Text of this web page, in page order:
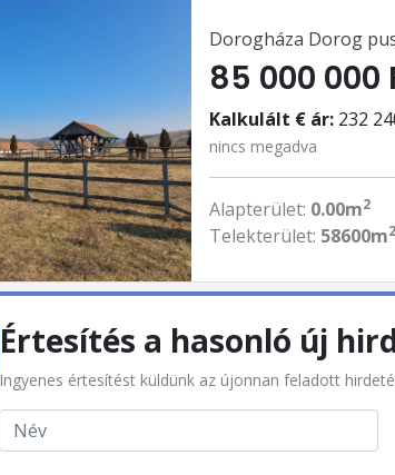
Dorogháza Dorog
85 000 000
Kalkulált € ár: 232
nincs megadva
Alapterület: 0.00m2
Telekterület: 58600m2
Értesítés a hasonló új
Ingyenes értesítést küldünk az újonnan feladott